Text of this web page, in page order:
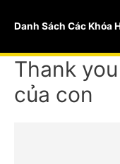
Danh Sách Các Khóa
Thank
của con